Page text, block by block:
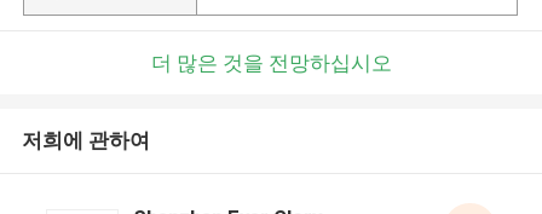
더 많은 것을 전망하십시오
저희에 관하여